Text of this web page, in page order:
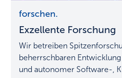
Forschung
forschen.
Exzellente Forschung
Wir betreiben
beherrschbaren
und autonomer Software-,